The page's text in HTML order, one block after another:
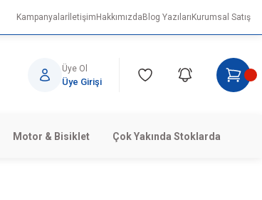
Kampanyalarİletişim Hakkımızda Blog Yazıları Kurumsal Satış
Üye Ol
Üye Girişi
Motor & Bisiklet Çok Yakında Stoklarda